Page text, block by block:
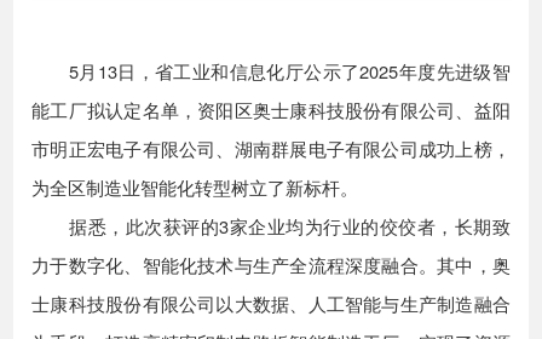
5月13日，省工业和信息化厅公示了2025年度先进级智
能工厂拟认定名单，资阳区奥士康科技股份有限公司、益阳
市明正宏电子有限公司、湖南群展电子有限公司成功上榜，
为全区制造业智能化转型树立了新标杆。
据悉，此次获评的3家企业均为行业的佼佼者，长期致
力于数字化、智能化技术与生产全流程深度融合。其中，奥
士康科技股份有限公司以大数据、人工智能与生产制造融合